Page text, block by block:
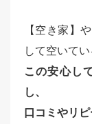
【空き家】
して空いて
この安心し
し、
口コミやリ